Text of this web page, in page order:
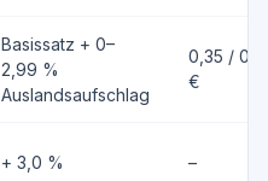
Basissatz + 0–
2,99 %
Auslandsaufschlag
0,35 /
€
+ 3,0 % –